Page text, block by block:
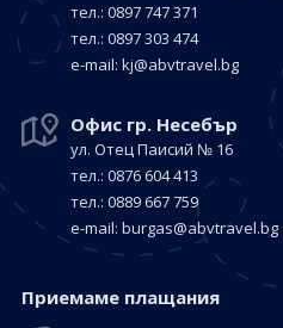
тел.: 0897 747 371
тел.: 0897 303 474
е-mail: kj@abvtravel.bg
Офис гр. Несебър
ул. Отец Паисий № 16
тел.: 0876 604 413
тел.: 0889 667 759
е-mail: burgas@abvtravel.bg
Приемaме плащания